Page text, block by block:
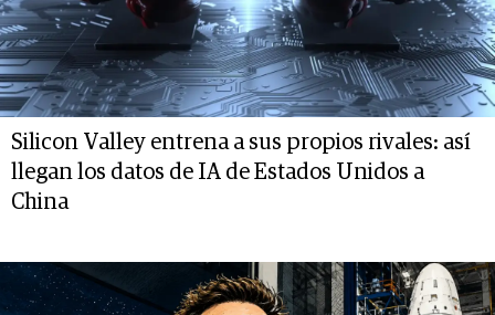
Silicon Valley entrena a sus propios rivales: así
llegan los datos de IA de Estados Unidos a
China